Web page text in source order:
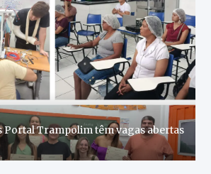
Portal Trampolim têm vagas abertas